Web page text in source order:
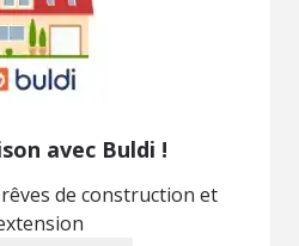
avec Buldi !
de construction et